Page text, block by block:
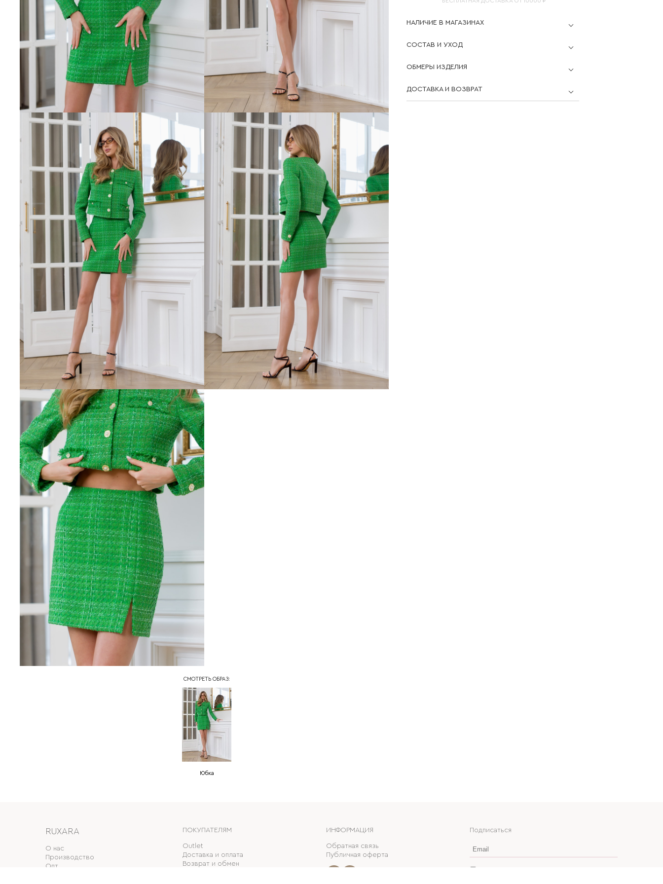
СМОТРЕТЬ ОБРАЗ:
Юбка
НАЛИЧИЕ В МАГАЗИНАХ
СОСТАВ И УХОД
ОБМЕРЫ ИЗДЕЛИЯ
ДОСТАВКА И ВОЗВРАТ
RUXARA
О нас
Производство
Опт
ПОКУПАТЕЛЯМ
Outlet
Доставка и оплата
Возврат и обмен
ИНФОРМАЦИЯ
Обратная связь
Публичная оферта
Подписаться
Email